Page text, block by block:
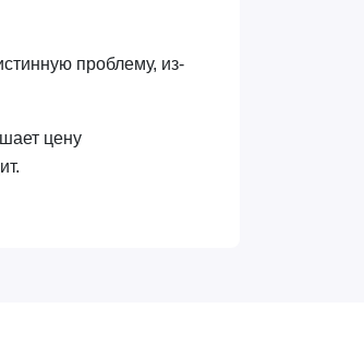
проблему, из-
цену